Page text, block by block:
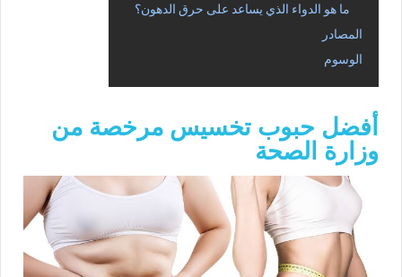
ما هو الدواء الذي يساعد على حرق الدهون؟
المصادر
الوسوم
أفضل حبوب تخسيس مرخصة من
وزارة الصحة